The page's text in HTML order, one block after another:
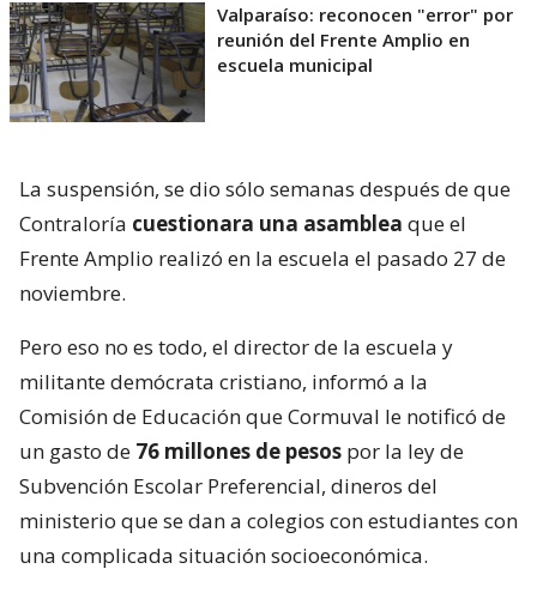
Valparaíso: reconocen "error" por
reunión del Frente Amplio en
escuela municipal
La suspensión, se dio sólo semanas después de que
Contraloría cuestionara una asamblea que el
Frente Amplio realizó en la escuela el pasado 27 de
noviembre.
Pero eso no es todo, el director de la escuela y
militante demócrata cristiano, informó a la
Comisión de Educación que Cormuval le notificó de
un gasto de 76 millones de pesos por la ley de
Subvención Escolar Preferencial, dineros del
ministerio que se dan a colegios con estudiantes con
una complicada situación socioeconómica.